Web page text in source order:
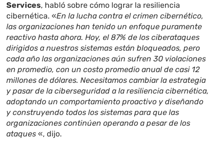
Services, habló sobre cómo lograr la resiliencia
cibernética. «En la lucha contra el crimen cibernético,
las organizaciones han tenido un enfoque puramente
reactivo hasta ahora. Hoy, el 87% de los ciberataques
dirigidos a nuestros sistemas están bloqueados, pero
cada año las organizaciones aún sufren 30 violaciones
en promedio, con un costo promedio anual de casi 12
millones de dólares. Necesitamos cambiar la estrategia
y pasar de la ciberseguridad a la resiliencia cibernética,
adoptando un comportamiento proactivo y diseñando
y construyendo todos los sistemas para que las
organizaciones continúen operando a pesar de los
ataques «, dijo.